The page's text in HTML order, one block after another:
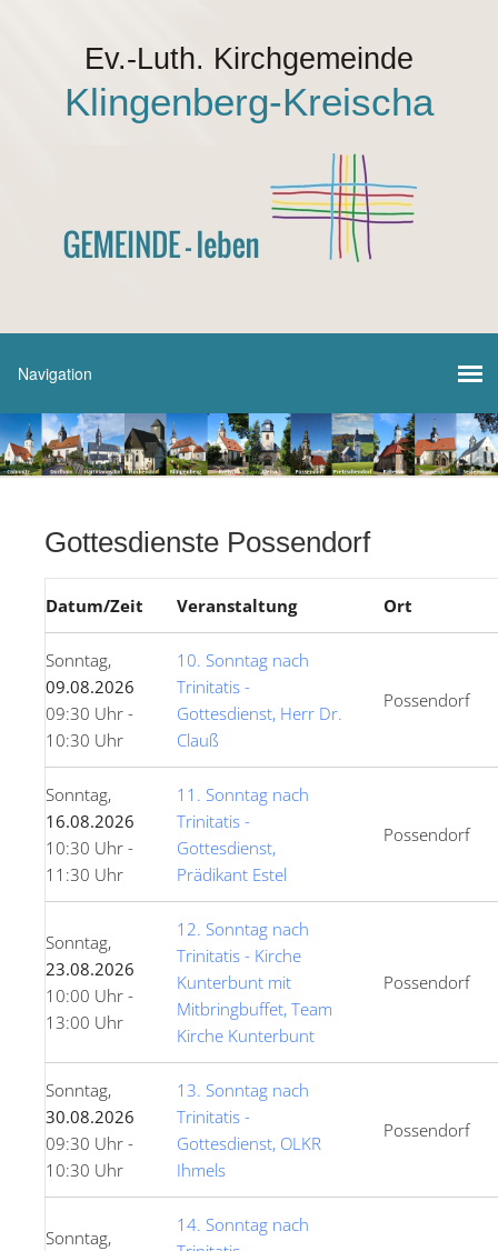
Ev.-Luth. Kirchgemeinde
Klingenberg-Kreischa
Gottesdienste Possendorf
Datum/Zeit Veranstaltung Ort
Sonntag,
09.08.2026
09:30 Uhr -
10:30 Uhr
10. Sonntag nach
Trinitatis -
Gottesdienst, Herr Dr.
Clauß
Possendorf
Sonntag,
16.08.2026
10:30 Uhr -
11:30 Uhr
11. Sonntag nach
Trinitatis -
Gottesdienst,
Prädikant Estel
Possendorf
Sonntag,
23.08.2026
10:00 Uhr -
13:00 Uhr
12. Sonntag nach
Trinitatis - Kirche
Kunterbunt mit
Mitbringbuffet, Team
Kirche Kunterbunt
Possendorf
Sonntag,
30.08.2026
09:30 Uhr -
10:30 Uhr
13. Sonntag nach
Trinitatis -
Gottesdienst, OLKR
Ihmels
Possendorf
Sonntag,
14. Sonntag nach